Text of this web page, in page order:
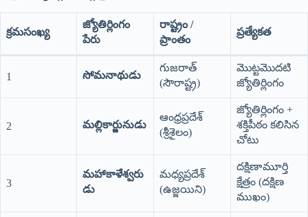
క్రమసంఖ్య
జ్యోతిర్లింగం
పేరు
రాష్ట్రం /
ప్రాంతం
ప్రత్యేకత
1 సోమనాథుడు
గుజరాత్
(సౌరాష్ట్ర)
మొట్టమొదటి
జ్యోతిర్లింగం
2 మల్లికార్జునుడు
ఆంధ్రప్రదేశ్
(శ్రీశైలం)
జ్యోతిర్లింగం +
శక్తిపీఠం కలిసిన
చోటు
3
మహాకాళేశ్వరు
డు
మధ్యప్రదేశ్
(ఉజ్జయిని)
దక్షిణామూర్తి
క్షేత్రం (దక్షిణ
ముఖం)